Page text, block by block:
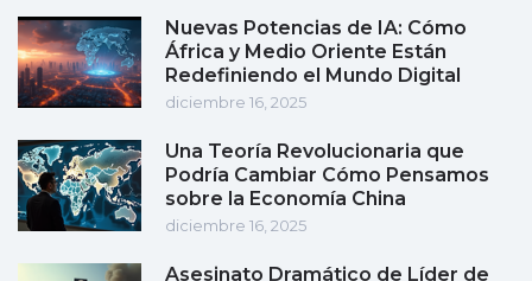
Nuevas Potencias de IA: Cómo
África y Medio Oriente Están
Redefiniendo el Mundo Digital
diciembre 16, 2025
Una Teoría Revolucionaria que
Podría Cambiar Cómo Pensamos
sobre la Economía China
diciembre 16, 2025
Asesinato Dramático de Líder de